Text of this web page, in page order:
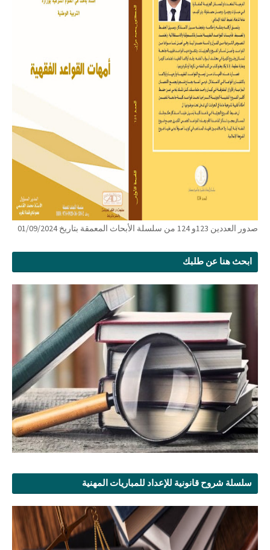
صدور العددين 123و 124 من سلسلة الأبحاث المعمقة بتاريخ 01/09/2024
ابحث هنا عن طلبك
سلسلة شروح قانونية للإعداد للمباريات المهنية